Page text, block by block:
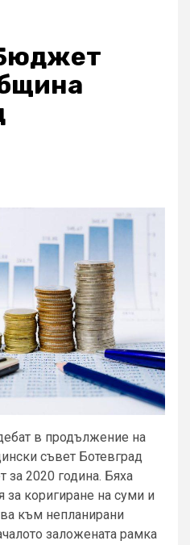
в продължение на
съвет Ботевград
2020 година. Бяха
коригиране на суми и
към непланирани
заложената рамка